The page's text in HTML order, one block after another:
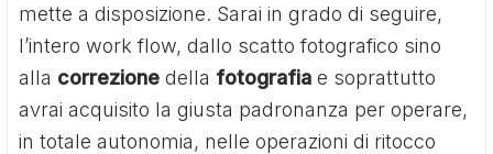
mette a disposizione. Sarai in grado di seguire,
l’intero work flow, dallo scatto fotografico sino
alla correzione della fotografia e soprattutto
avrai acquisito la giusta padronanza per operare,
in totale autonomia, nelle operazioni di ritocco